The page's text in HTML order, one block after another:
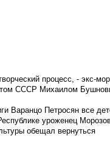
процесс, - экс-
СССР Михаилом
Варанцо Петросян все
уроженец
обещал вернуться